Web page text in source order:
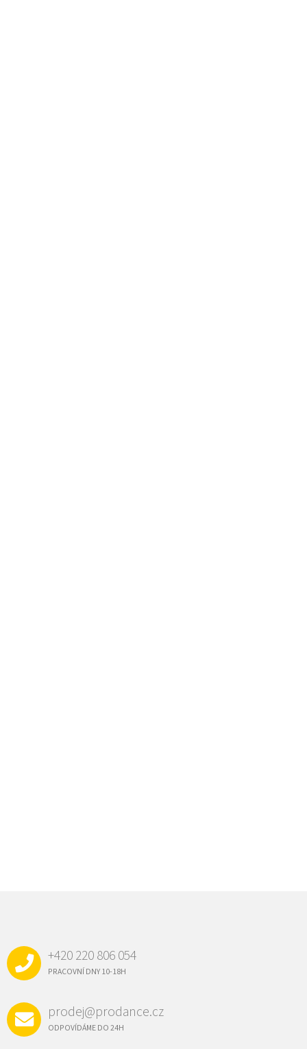
+420 220 806 054
PRACOVNÍ DNY 10-18H
prodej@prodance.cz
ODPOVÍDÁME DO 24H